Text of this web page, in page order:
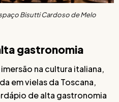
Bisutti Cardoso de Melo
gastronomia
na cultura italiana,
em vielas da Toscana,
de alta gastronomia